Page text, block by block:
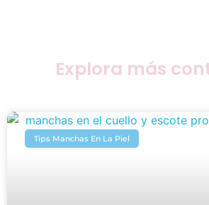
Explora más
Tips Manchas En La Piel